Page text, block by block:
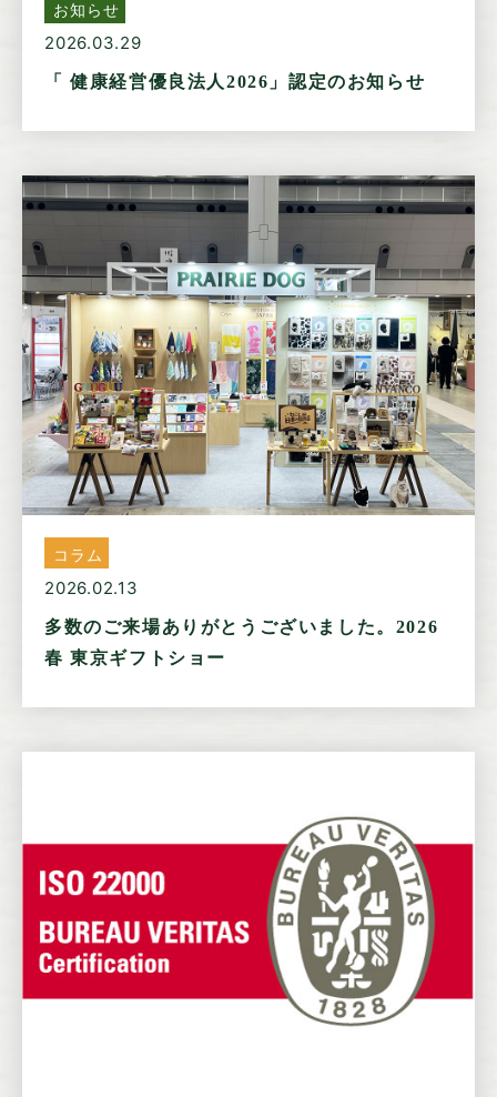
お知らせ
2026.03.29
「 健康経営優良法人2026」認定のお知らせ
コラム
2026.02.13
多数のご来場ありがとうございました。2026
春 東京ギフトショー